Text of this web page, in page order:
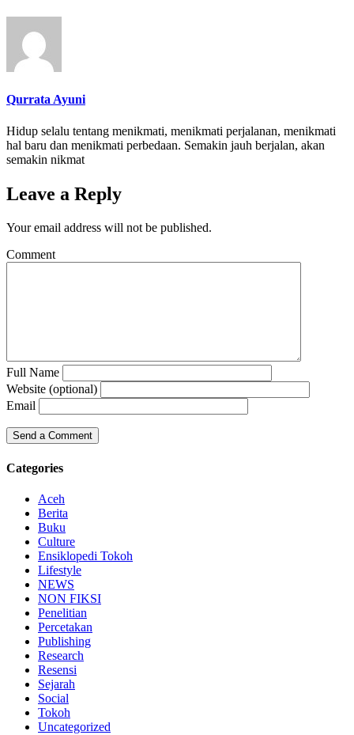
Qurrata Ayuni
Hidup selalu tentang menikmati, menikmati perjalanan, menikmati
hal baru dan menikmati perbedaan. Semakin jauh berjalan, akan
semakin nikmat
Leave a Reply
Your email address will not be published.
Comment
Full Name
Website (optional)
Email
Categories
Aceh
Berita
Buku
Culture
Ensiklopedi Tokoh
Lifestyle
NEWS
NON FIKSI
Penelitian
Percetakan
Publishing
Research
Resensi
Sejarah
Social
Tokoh
Uncategorized